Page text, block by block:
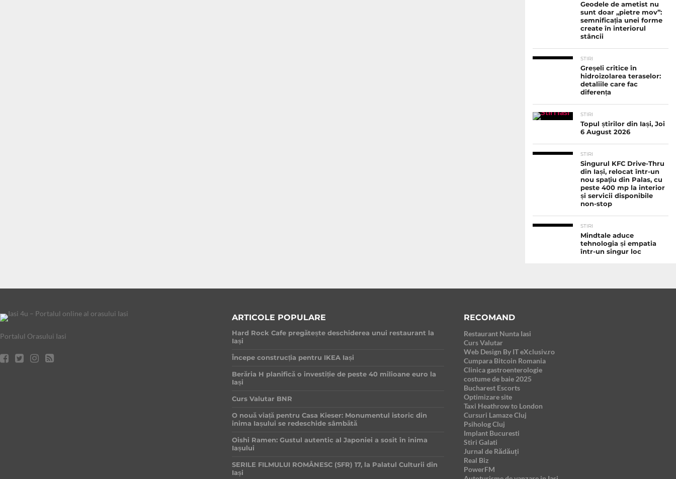
Geodele de ametist nu
sunt doar „pietre mov”:
semnificația unei forme
create în interiorul
stâncii
STIRI
Greșeli critice în
hidroizolarea teraselor:
detaliile care fac
diferența
STIRI
Topul știrilor din Iași, Joi
6 August 2026
STIRI
Singurul KFC Drive-Thru
din Iași, relocat într-un
nou spaţiu din Palas, cu
peste 400 mp la interior
și servicii disponibile
non-stop
STIRI
Mindtale aduce
tehnologia și empatia
într-un singur loc
Portalul Orasului Iasi
ARTICOLE POPULARE
Hard Rock Cafe pregătește deschiderea unui restaurant la
Iași
Începe construcția pentru IKEA Iași
Berăria H planifică o investiție de peste 40 milioane euro la
Iași
Curs Valutar BNR
O nouă viață pentru Casa Kieser: Monumentul istoric din
inima Iașului se redeschide sâmbătă
Oishi Ramen: Gustul autentic al Japoniei a sosit în inima
Iașului
SERILE FILMULUI ROMÂNESC (SFR) 17, la Palatul Culturii din
Iași
RECOMAND
Restaurant Nunta Iasi
Curs Valutar
Web Design By IT eXclusiv.ro
Cumpara Bitcoin Romania
Clinica gastroenterologie
costume de baie 2025
Bucharest Escorts
Optimizare site
Taxi Heathrow to London
Cursuri Lamaze Cluj
Psiholog Cluj
Implant Bucuresti
Stiri Galati
Jurnal de Rădăuți
Real Biz
PowerFM